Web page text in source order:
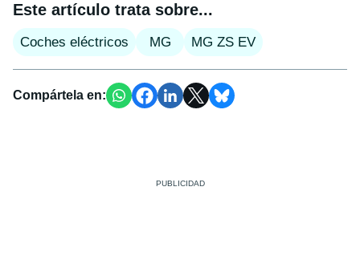
Este artículo trata sobre...
Coches eléctricos MG MG ZS EV
Compártela en: